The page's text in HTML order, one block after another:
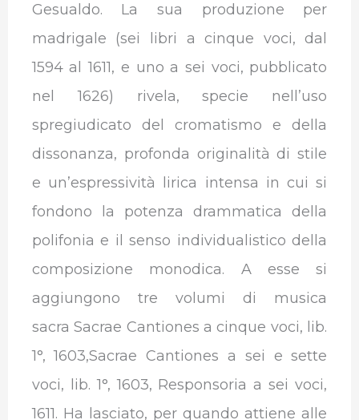
Gesualdo. La sua produzione per
madrigale (sei libri a cinque voci, dal
1594 al 1611, e uno a sei voci, pubblicato
nel 1626) rivela, specie nell’uso
spregiudicato del cromatismo e della
dissonanza, profonda originalità di stile
e un’espressività lirica intensa in cui si
fondono la potenza drammatica della
polifonia e il senso individualistico della
composizione monodica. A esse si
aggiungono tre volumi di musica
sacra Sacrae Cantiones a cinque voci, lib.
1°, 1603,Sacrae Cantiones a sei e sette
voci, lib. 1°, 1603, Responsoria a sei voci,
1611. Ha lasciato, per quando attiene alle